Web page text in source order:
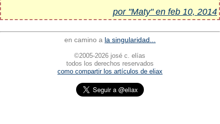
por "Maty" en feb 10, 2014
en camino a la singularidad...
©2005-2026 josé c. elías
todos los derechos reservados
como compartir los artículos de eliax